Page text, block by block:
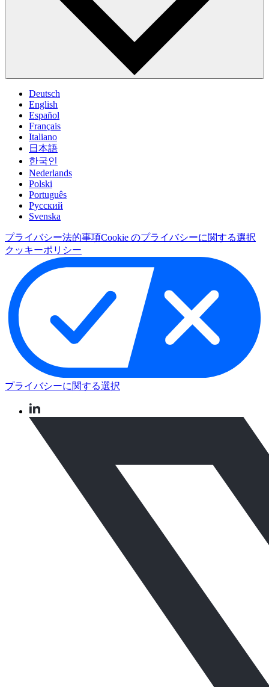
Deutsch
English
Español
Français
Italiano
日本語
한국인
Nederlands
Polski
Português
Pусский
Svenska
プライバシー法的事項Cookie のプライバシーに関する選択
クッキーポリシー
プライバシーに関する選択